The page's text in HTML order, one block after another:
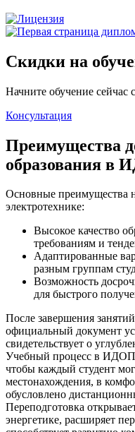
Скидки на
Начните обучение сейчас
Консультация
Преимущества
образования в
Основные преимущества
электротехнике:
Высокое качество
требованиям и
Адаптированные
разным группам
Возможность
для быстрого
После завершения
официальный документ
свидетельствует о
Учебный процесс в
чтобы каждый студент
местонахождения, в
обусловлено
Переподготовка
энергетике, расширяет